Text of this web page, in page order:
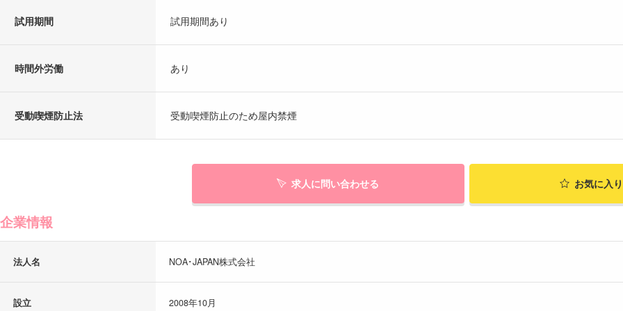
試用期間 試用期間あり
時間外労働 あり
受動喫煙防止法 受動喫煙防止のため屋内禁煙
求人に問い合わせる お気に入
企業情報
法人名 NOA･JAPAN株式会社
設立 2008年10月